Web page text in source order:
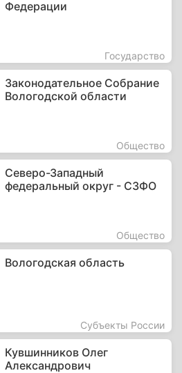
Федерации
Государство
Законодательное Собрание
Вологодской области
Общество
Северо-Западный
федеральный округ - СЗФО
Общество
Вологодская область
Субъекты России
Кувшинников Олег
Александрович